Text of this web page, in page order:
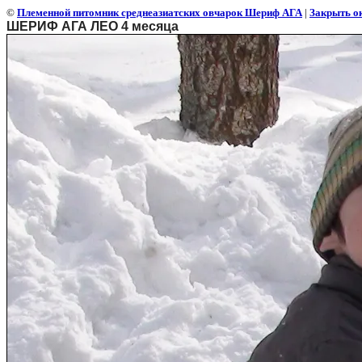
© Племенной питомник среднеазиатских овчарок Шериф АГА| Закрыть
ШЕРИФ АГА ЛЕО 4 месяца